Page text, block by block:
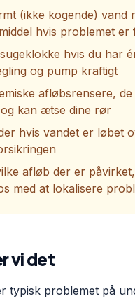
(ikke kogende) vand
hvis problemet er
hvis du har
og pump kraftigt
afløbsrensere,
kan ætse dine rør
hvis vandet er løbet
afløb der er
med at lokalisere
vi det
typisk problemet på